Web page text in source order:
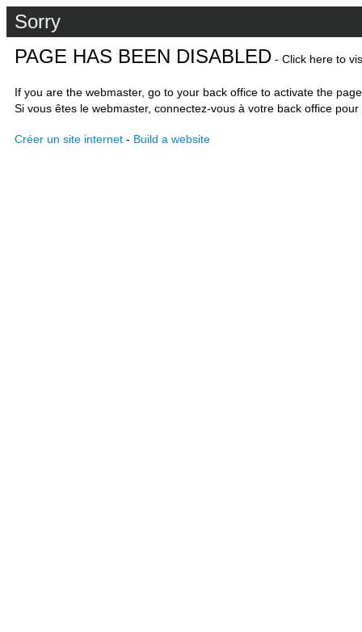
Sorry
PAGE HAS BEEN DISABLED - Click here to
If you are the webmaster, go to your back office to activate the
Si vous êtes le webmaster, connectez-vous à votre back office
Créer un site internet - Build a website